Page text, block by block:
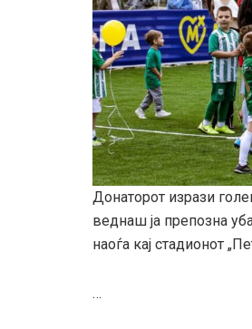
Донаторот изрази
веднаш ја препозна
наоѓа кај стадионот
…